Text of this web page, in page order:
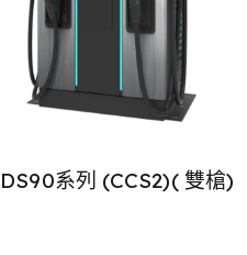
DS90系列 (CCS2)( 雙槍)